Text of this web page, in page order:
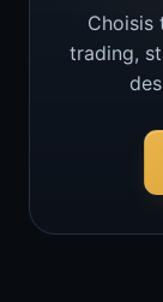
Choisis
trading,